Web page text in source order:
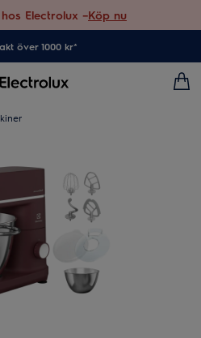
Electrolux –Köp nu
över 1000 kr*